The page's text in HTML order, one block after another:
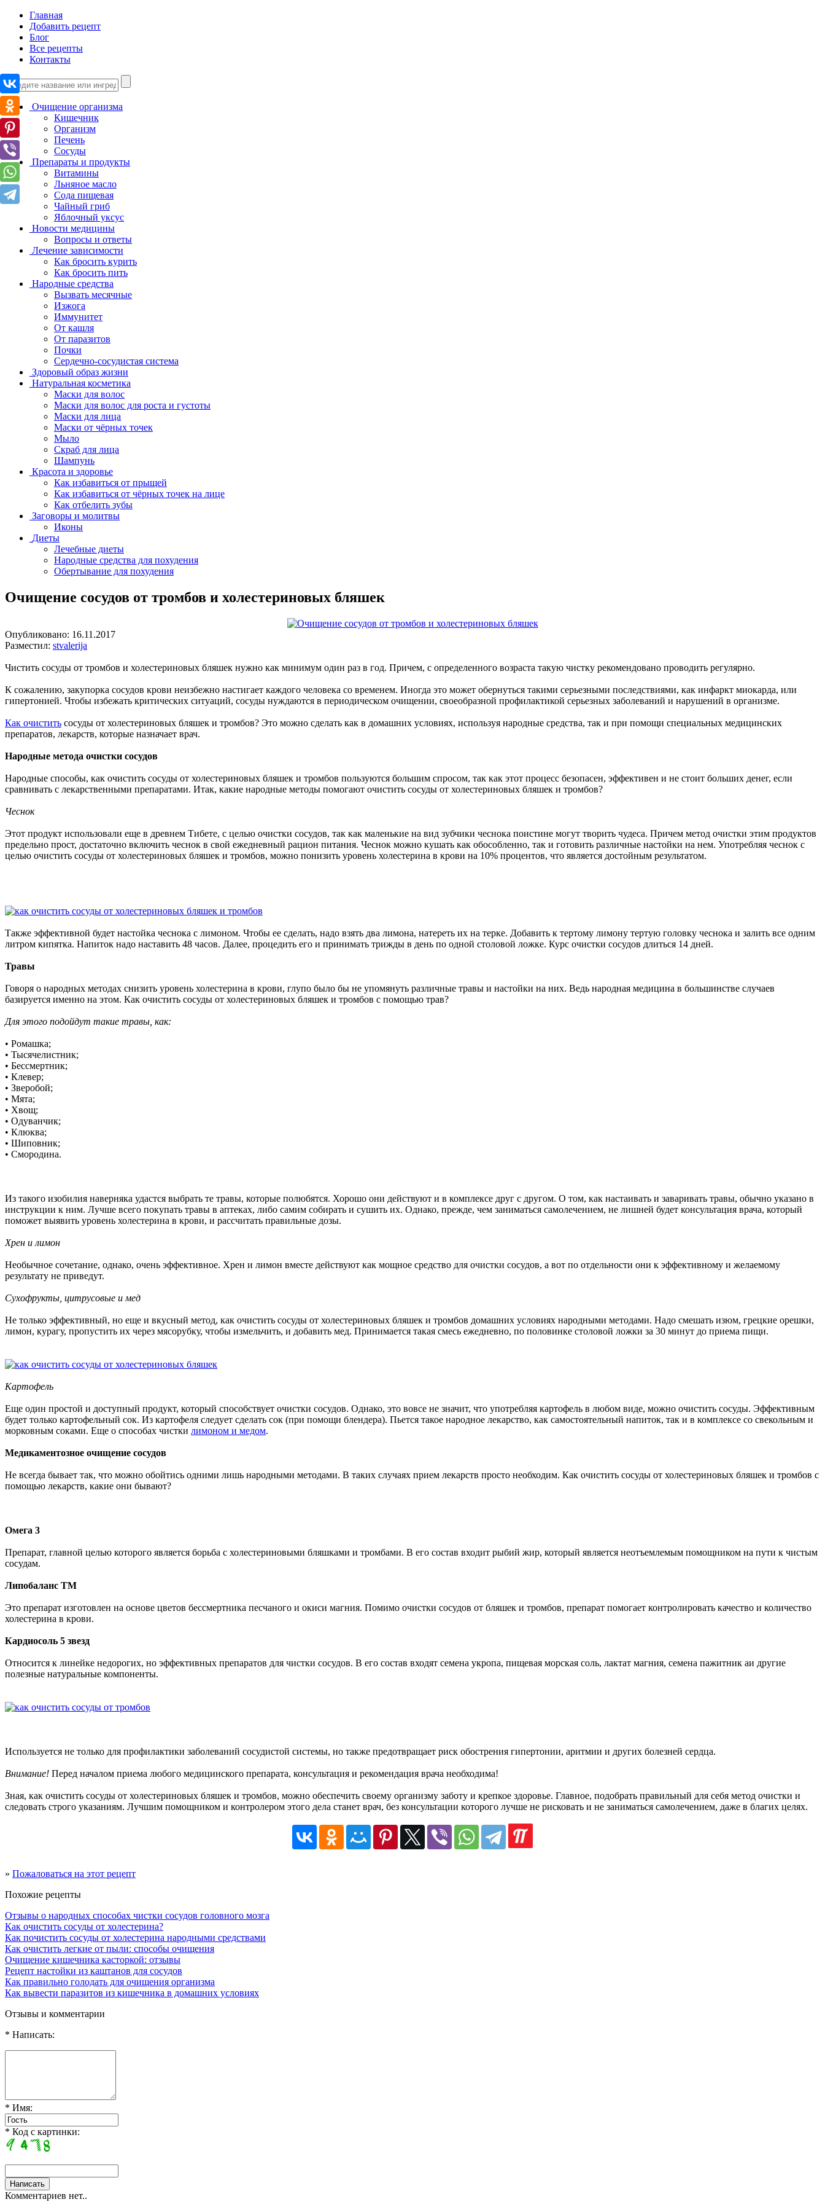
Главная
Добавить рецепт
Блог
Все рецепты
Контакты
Очищение организма
Кишечник
Организм
Печень
Сосуды
Препараты и продукты
Витамины
Льняное масло
Сода пищевая
Чайный гриб
Яблочный уксус
Новости медицины
Вопросы и ответы
Лечение зависимости
Как бросить курить
Как бросить пить
Народные средства
Вызвать месячные
Изжога
Иммунитет
От кашля
От паразитов
Почки
Сердечно-сосудистая система
Здоровый образ жизни
Натуральная косметика
Маски для волос
Маски для волос для роста и густоты
Маски для лица
Маски от чёрных точек
Мыло
Скраб для лица
Шампунь
Красота и здоровье
Как избавиться от прыщей
Как избавиться от чёрных точек на лице
Как отбелить зубы
Заговоры и молитвы
Иконы
Диеты
Лечебные диеты
Народные средства для похудения
Обертывание для похудения
Очищение сосудов от тромбов и холестериновых бляшек
Опубликовано: 16.11.2017
Разместил: stvalerija
Чистить сосуды от тромбов и холестериновых бляшек нужно как минимум один раз в год. Причем, с определенного возраста такую чистку рекомендовано проводить регулярно.
К сожалению, закупорка сосудов крови неизбежно настигает каждого человека со временем. Иногда это может обернуться такими серьезными последствиями, как инфаркт миокарда, или
гипертонией. Чтобы избежать критических ситуаций, сосуды нуждаются в периодическом очищении, своеобразной профилактикой серьезных заболеваний и нарушений в организме.
Как очистить сосуды от холестериновых бляшек и тромбов? Это можно сделать как в домашних условиях, используя народные средства, так и при помощи специальных медицинских
препаратов, лекарств, которые назначает врач.
Народные метода очистки сосудов
Народные способы, как очистить сосуды от холестериновых бляшек и тромбов пользуются большим спросом, так как этот процесс безопасен, эффективен и не стоит больших денег, если
сравнивать с лекарственными препаратами. Итак, какие народные методы помогают очистить сосуды от холестериновых бляшек и тромбов?
Чеснок
Этот продукт использовали еще в древнем Тибете, с целью очистки сосудов, так как маленькие на вид зубчики чеснока поистине могут творить чудеса. Причем метод очистки этим продуктов
предельно прост, достаточно включить чеснок в свой ежедневный рацион питания. Чеснок можно кушать как обособленно, так и готовить различные настойки на нем. Употребляя чеснок с
целью очистить сосуды от холестериновых бляшек и тромбов, можно понизить уровень холестерина в крови на 10% процентов, что является достойным результатом.
Также эффективной будет настойка чеснока с лимоном. Чтобы ее сделать, надо взять два лимона, натереть их на терке. Добавить к тертому лимону тертую головку чеснока и залить все одним
литром кипятка. Напиток надо наставить 48 часов. Далее, процедить его и принимать трижды в день по одной столовой ложке. Курс очистки сосудов длиться 14 дней.
Травы
Говоря о народных методах снизить уровень холестерина в крови, глупо было бы не упомянуть различные травы и настойки на них. Ведь народная медицина в большинстве случаев
базируется именно на этом. Как очистить сосуды от холестериновых бляшек и тромбов с помощью трав?
Для этого подойдут такие травы, как:
• Ромашка;
• Тысячелистник;
• Бессмертник;
• Клевер;
• Зверобой;
• Мята;
• Хвощ;
• Одуванчик;
• Клюква;
• Шиповник;
• Смородина.
Из такого изобилия наверняка удастся выбрать те травы, которые полюбятся. Хорошо они действуют и в комплексе друг с другом. О том, как настаивать и заваривать травы, обычно указано в
инструкции к ним. Лучше всего покупать травы в аптеках, либо самим собирать и сушить их. Однако, прежде, чем заниматься самолечением, не лишней будет консультация врача, который
поможет выявить уровень холестерина в крови, и рассчитать правильные дозы.
Хрен и лимон
Необычное сочетание, однако, очень эффективное. Хрен и лимон вместе действуют как мощное средство для очистки сосудов, а вот по отдельности они к эффективному и желаемому
результату не приведут.
Сухофрукты, цитрусовые и мед
Не только эффективный, но еще и вкусный метод, как очистить сосуды от холестериновых бляшек и тромбов домашних условиях народными методами. Надо смешать изюм, грецкие орешки,
лимон, курагу, пропустить их через мясорубку, чтобы измельчить, и добавить мед. Принимается такая смесь ежедневно, по половинке столовой ложки за 30 минут до приема пищи.
Картофель
Еще один простой и доступный продукт, который способствует очистки сосудов. Однако, это вовсе не значит, что употребляя картофель в любом виде, можно очистить сосуды. Эффективным
будет только картофельный сок. Из картофеля следует сделать сок (при помощи блендера). Пьется такое народное лекарство, как самостоятельный напиток, так и в комплексе со свекольным и
морковным соками. Еще о способах чистки лимоном и медом.
Медикаментозное очищение сосудов
Не всегда бывает так, что можно обойтись одними лишь народными методами. В таких случаях прием лекарств просто необходим. Как очистить сосуды от холестериновых бляшек и тромбов с
помощью лекарств, какие они бывают?
Омега 3
Препарат, главной целью которого является борьба с холестериновыми бляшками и тромбами. В его состав входит рыбий жир, который является неотъемлемым помощником на пути к чистым
сосудам.
Липобаланс ТМ
Это препарат изготовлен на основе цветов бессмертника песчаного и окиси магния. Помимо очистки сосудов от бляшек и тромбов, препарат помогает контролировать качество и количество
холестерина в крови.
Кардиосоль 5 звезд
Относится к линейке недорогих, но эффективных препаратов для чистки сосудов. В его состав входят семена укропа, пищевая морская соль, лактат магния, семена пажитник аи другие
полезные натуральные компоненты.
Используется не только для профилактики заболеваний сосудистой системы, но также предотвращает риск обострения гипертонии, аритмии и других болезней сердца.
Внимание! Перед началом приема любого медицинского препарата, консультация и рекомендация врача необходима!
Зная, как очистить сосуды от холестериновых бляшек и тромбов, можно обеспечить своему организму заботу и крепкое здоровье. Главное, подобрать правильный для себя метод очистки и
следовать строго указаниям. Лучшим помощником и контролером этого дела станет врач, без консультации которого лучше не рисковать и не заниматься самолечением, даже в благих целях.
» Пожаловаться на этот рецепт
Похожие рецепты
Отзывы о народных способах чистки сосудов головного мозга
Как очистить сосуды от холестерина?
Как почистить сосуды от холестерина народными средствами
Как очистить легкие от пыли: способы очищения
Очищение кишечника касторкой: отзывы
Рецепт настойки из каштанов для сосудов
Как правильно голодать для очищения организма
Как вывести паразитов из кишечника в домашних условиях
Отзывы и комментарии
* Написать:
* Имя:
* Код с картинки:
Комментариев нет..